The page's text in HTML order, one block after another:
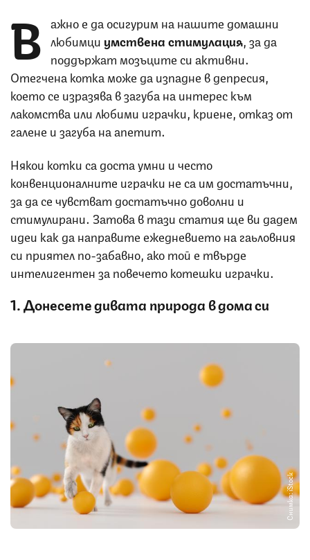
В ажно е да осигурим на нашите домашни
любимци умственастимулация , за да
поддържат мозъците си активни.
Отегчена котка може да изпадне в депресия,
което се изразява в загуба на интерес към
лакомства или любими играчки, криене, отказ от
галене и загуба на апетит.
Някои котки са доста умни и често
конвенционалните играчки не са им достатъчни,
за да се чувстват достатъчно доволни и
стимулирани. Затова в тази статия ще ви дадем
идеи как да направите ежедневието на гаьловния
си приятел по-забавно, ако той е твърде
интелигентен за повечето котешки играчки.
1. Донесете дивата природа в дома си
Снимка: iStock